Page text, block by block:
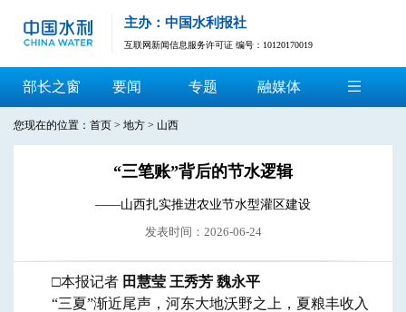
主办：中国水利报社
互联网新闻信息服务许可证 编号：10120170019
部长之窗 要闻 专题 融媒体
您现在的位置： 首页 > 地方 > 山西
“三笔账”背后的节水逻辑
——山西扎实推进农业节水型灌区建设
发表时间：2026-06-24
□本报记者 田慧莹 王秀芳 魏永平
“三夏”渐近尾声，河东大地沃野之上，夏粮丰收入